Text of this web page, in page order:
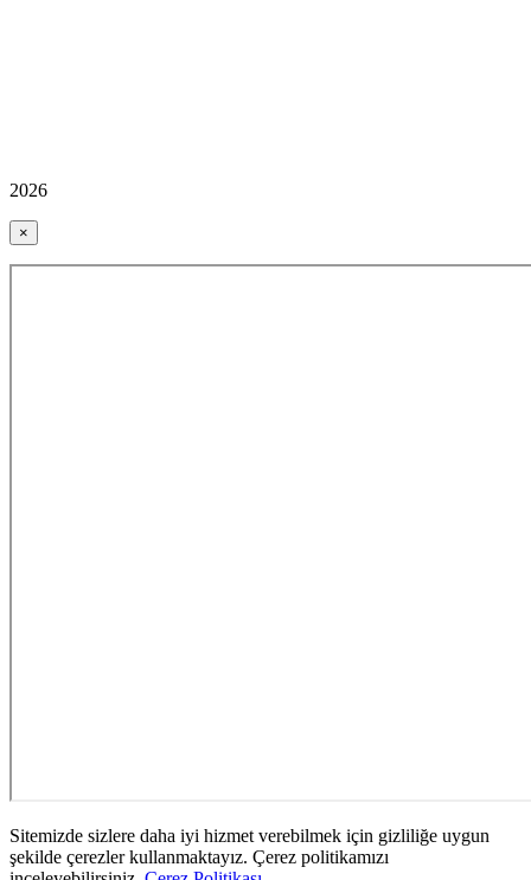
2026
×
Sitemizde sizlere daha iyi hizmet verebilmek için gizliliğe uygun
şekilde çerezler kullanmaktayız. Çerez politikamızı